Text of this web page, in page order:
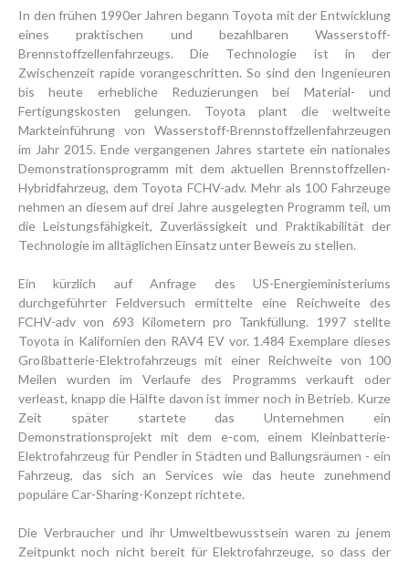
In den frühen 1990er Jahren begann Toyota mit der Entwicklung
eines praktischen und bezahlbaren Wasserstoff-
Brennstoffzellenfahrzeugs. Die Technologie ist in der
Zwischenzeit rapide vorangeschritten. So sind den Ingenieuren
bis heute erhebliche Reduzierungen bei Material- und
Fertigungskosten gelungen. Toyota plant die weltweite
Markteinführung von Wasserstoff-Brennstoffzellenfahrzeugen
im Jahr 2015. Ende vergangenen Jahres startete ein nationales
Demonstrationsprogramm mit dem aktuellen Brennstoffzellen-
Hybridfahrzeug, dem Toyota FCHV-adv. Mehr als 100 Fahrzeuge
nehmen an diesem auf drei Jahre ausgelegten Programm teil, um
die Leistungsfähigkeit, Zuverlässigkeit und Praktikabilität der
Technologie im alltäglichen Einsatz unter Beweis zu stellen.
Ein kürzlich auf Anfrage des US-Energieministeriums
durchgeführter Feldversuch ermittelte eine Reichweite des
FCHV-adv von 693 Kilometern pro Tankfüllung. 1997 stellte
Toyota in Kalifornien den RAV4 EV vor. 1.484 Exemplare dieses
Großbatterie-Elektrofahrzeugs mit einer Reichweite von 100
Meilen wurden im Verlaufe des Programms verkauft oder
verleast, knapp die Hälfte davon ist immer noch in Betrieb. Kurze
Zeit später startete das Unternehmen ein
Demonstrationsprojekt mit dem e-com, einem Kleinbatterie-
Elektrofahrzeug für Pendler in Städten und Ballungsräumen - ein
Fahrzeug, das sich an Services wie das heute zunehmend
populäre Car-Sharing-Konzept richtete.
Die Verbraucher und ihr Umweltbewusstsein waren zu jenem
Zeitpunkt noch nicht bereit für Elektrofahrzeuge, so dass der